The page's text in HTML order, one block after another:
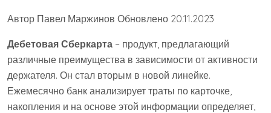
Автор Павел Маржинов Обновлено 20.11.2023
Дебетовая Сберкарта – продукт, предлагающий
различные преимущества в зависимости от активности
держателя. Он стал вторым в новой линейке.
Ежемесячно банк анализирует траты по карточке,
накопления и на основе этой информации определяет,